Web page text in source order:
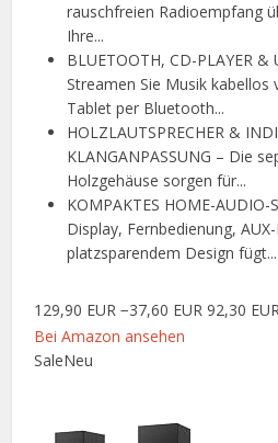
rauschfreien Radioempfang
Ihre...
BLUETOOTH, CD-PLAYER &
Streamen Sie Musik
Tablet per Bluetooth...
HOLZLAUTSPRECHER &
KLANGANPASSUNG – Die
Holzgehäuse sorgen für...
KOMPAKTES HOME-AUDIO-
Display, Fernbedienung,
platzsparendem Design fügt...
129,90 EUR −37,60 EUR 92,30
Bei Amazon ansehen
SaleNeu